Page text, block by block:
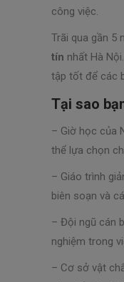
công việc.
Trãi qua gần 5
tín nhất Hà
tập tốt để các
Tại sao
– Giờ học của
thể lựa chọn
– Giáo trình
biên soạn và
– Đội ngũ cán
nghiệm trong
– Cơ sở vật